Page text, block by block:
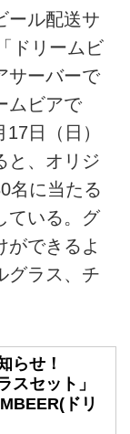
ール配送サ
ドリームビ
サーバーで
ムビアで
日（日）
と、オリジ
名に当たる
ている。グ
ができるよ
グラス、チ
らせ！
スセット」
ドリ